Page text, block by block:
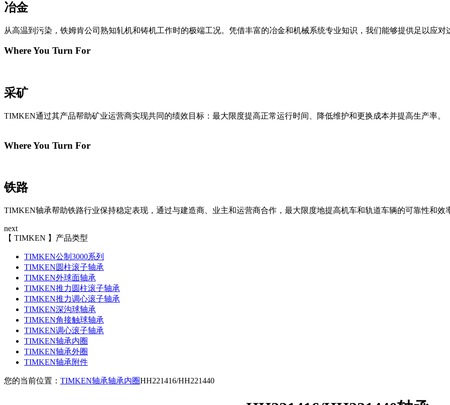
冶金
从高温到污染，铁姆肯公司熟知轧机和铸机工作时的极端工况。凭借丰富的冶金和机械系统专业知识，我们能够提供足以应
Where You Turn For
采矿
TIMKEN通过其产品帮助矿业运营商实现共同的绩效目标：最大限度提高正常运行时间、降低维护和更换成本并提高生产率。
Where You Turn For
铁路
TIMKEN轴承帮助铁路行业保持稳定表现，通过与建造商、业主和运营商合作，最大限度地提高机车和轨道车辆的可靠性和效
next
【 TIMKEN 】产品类型
TIMKEN公制3000系列
TIMKEN圆柱滚子轴承
TIMKEN外球面轴承
TIMKEN推力圆柱滚子轴承
TIMKEN推力调心滚子轴承
TIMKEN深沟球轴承
TIMKEN角接触球轴承
TIMKEN调心滚子轴承
TIMKEN轴承内圈
TIMKEN轴承外圈
TIMKEN轴承附件
您的当前位置： TIMKEN轴承轴承内圈HH221416/HH221440